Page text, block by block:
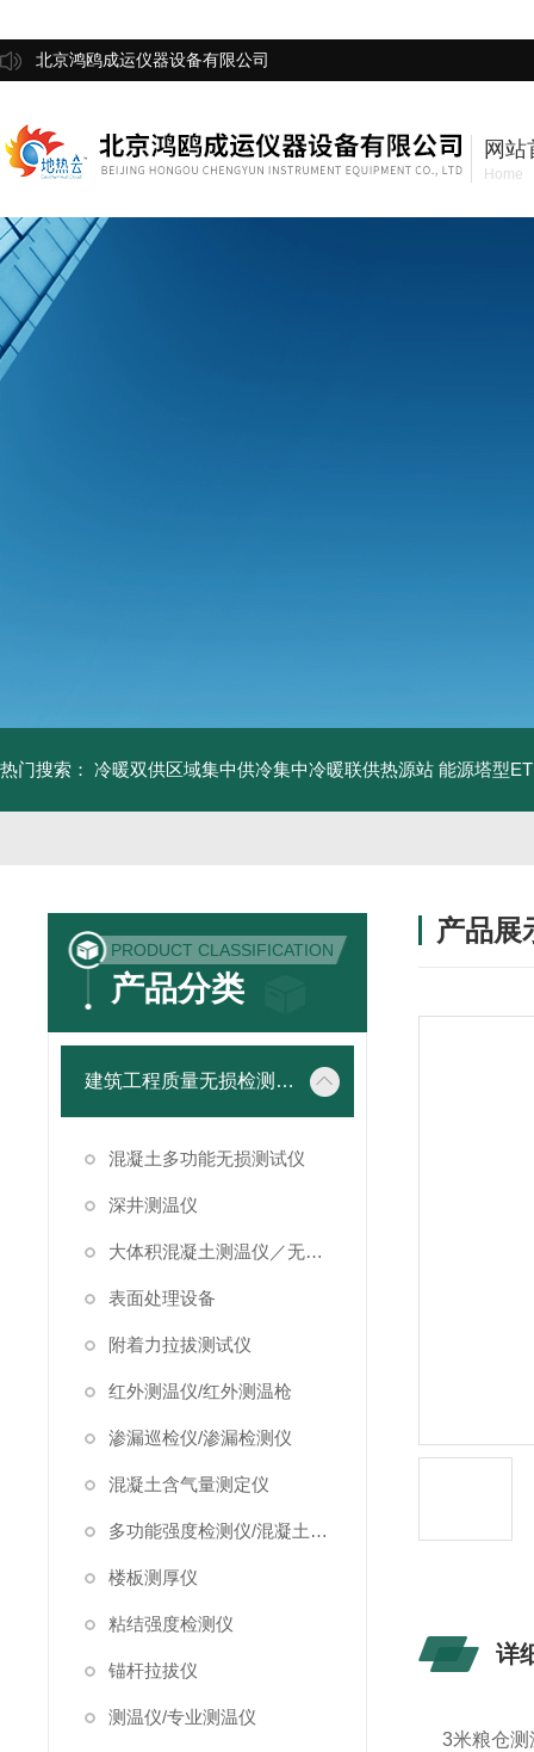
北京鸿鸥成运仪器设备有限公司
网站
Home
热门搜索： 冷暖双供区域集中供冷集中冷暖联供热源站 能源塔型
PRODUCT CLASSIFICATION
产品分类
建筑工程质量无损检测仪器
混凝土多功能无损测试仪
深井测温仪
大体积混凝土测温仪／无线测温仪
表面处理设备
附着力拉拔测试仪
红外测温仪/红外测温枪
渗漏巡检仪/渗漏检测仪
混凝土含气量测定仪
多功能强度检测仪/混凝土强度检测仪
楼板测厚仪
粘结强度检测仪
锚杆拉拔仪
测温仪/专业测温仪
产品展
详
3米粮仓测